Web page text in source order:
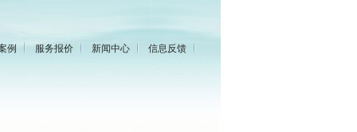
例 服务报价 新闻中心 信息反馈